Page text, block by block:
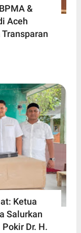
&
Aceh
Ketua
Salurkan
Dr. H.